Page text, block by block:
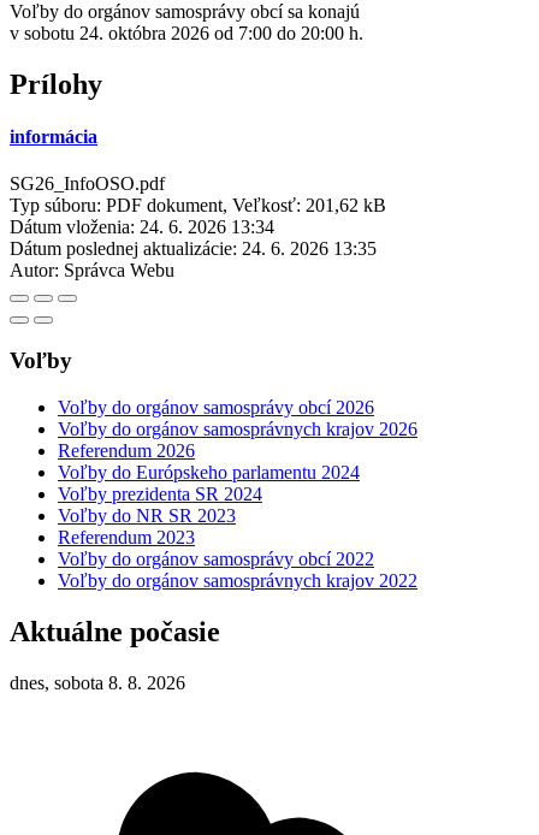
Voľby do orgánov samosprávy obcí sa konajú
v sobotu 24. októbra 2026 od 7:00 do 20:00 h.
Prílohy
informácia
SG26_InfoOSO.pdf
Typ súboru: PDF dokument, Veľkosť: 201,62 kB
Dátum vloženia: 24. 6. 2026 13:34
Dátum poslednej aktualizácie: 24. 6. 2026 13:35
Autor: Správca Webu
Voľby
Voľby do orgánov samosprávy obcí 2026
Voľby do orgánov samosprávnych krajov 2026
Referendum 2026
Voľby do Európskeho parlamentu 2024
Voľby prezidenta SR 2024
Voľby do NR SR 2023
Referendum 2023
Voľby do orgánov samosprávy obcí 2022
Voľby do orgánov samosprávnych krajov 2022
Aktuálne počasie
dnes, sobota 8. 8. 2026